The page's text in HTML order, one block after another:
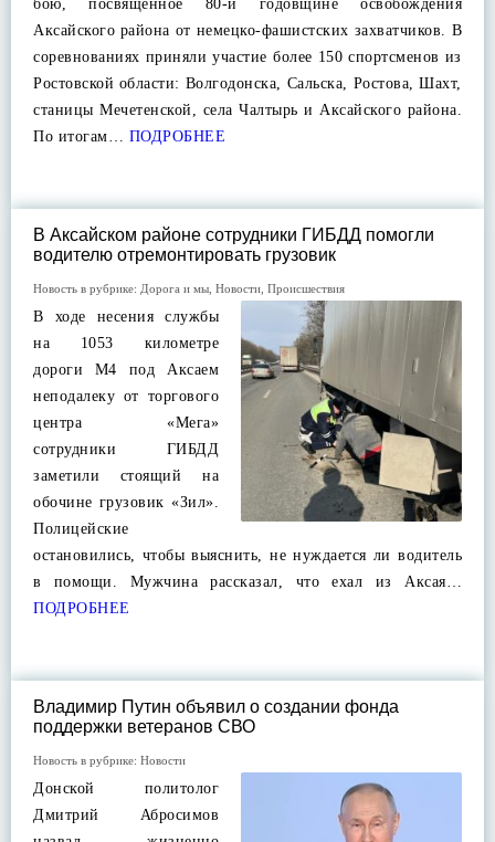
бою, посвященное 80-й годовщине освобождения
Аксайского района от немецко-фашистских захватчиков. В
соревнованиях приняли участие более 150 спортсменов из
Ростовской области: Волгодонска, Сальска, Ростова, Шахт,
станицы Мечетенской, села Чалтырь и Аксайского района.
По итогам… ПОДРОБНЕЕ
В Аксайском районе сотрудники ГИБДД помогли
водителю отремонтировать грузовик
Новость в рубрике: Дорога и мы Новости Происшествия
В ходе несения службы
на 1053 километре
дороги М4 под Аксаем
неподалеку от торгового
центра «Мега»
сотрудники ГИБДД
заметили стоящий на
обочине грузовик «Зил».
Полицейские
остановились, чтобы выяснить, не нуждается ли водитель
в помощи. Мужчина рассказал, что ехал из Аксая…
ПОДРОБНЕЕ
Владимир Путин объявил о создании фонда
поддержки ветеранов СВО
Новость в рубрике: Новости
Донской политолог
Дмитрий Абросимов